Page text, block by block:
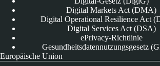
Digital Markets Act (DMA)
Digital Operational Resilience Act
Digital Services Act (DSA)
ePrivacy-Richtlinie
Gesundheitsdatennutzungsgesetz
Europäische Union